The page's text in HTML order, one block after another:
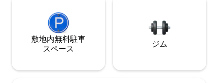
敷地内無料駐⁠車
ス⁠ペ⁠ー⁠ス
ジム